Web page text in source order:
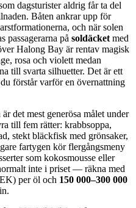
dagsturister aldrig får ta del
Båten ankrar upp för
och när solen
passagerarna på soldäcketmed
Halong Bay är rentav magisk
rosa och violett medan
till svarta silhuetter. Det är ett
förstår varför en övernattning
det mest generösa målet under
till fem rätter: krabbsoppa,
stekt bläckfisk med grönsaker,
fartygen kör flergångsmeny
som kokosmousse eller
inte i priset — räkna med
per öl och 150 000–300 000